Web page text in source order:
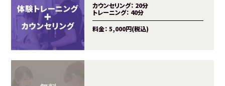
カウンセリング： 20分
トレーニング： 40分
料金： 5,000円(税込)